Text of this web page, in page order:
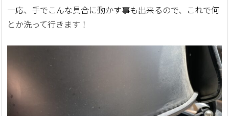
一応、手でこんな具合に動かす事も出来るので、これで何
とか洗って行きます！